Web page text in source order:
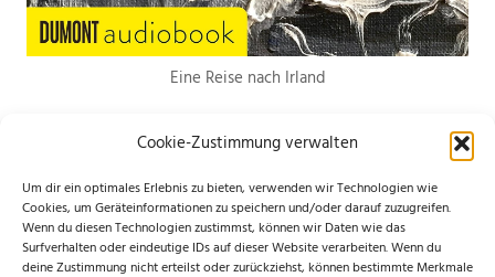
Cookie-Zustimmung verwalten
Um dir ein optimales Erlebnis zu bieten, verwenden wir Technologien wie
Cookies, um Geräteinformationen zu speichern und/oder darauf zuzugreifen.
Wenn du diesen Technologien zustimmst, können wir Daten wie das
Surfverhalten oder eindeutige IDs auf dieser Website verarbeiten. Wenn du
deine Zustimmung nicht erteilst oder zurückziehst, können bestimmte Merkmale
Eine Reise nach Irland
*Hierbei handelt es sich um Werbelinks. Wenn du etwas über den Link
bestellst, erhalte ich eine kleine Provision. Für dich entstehen keine